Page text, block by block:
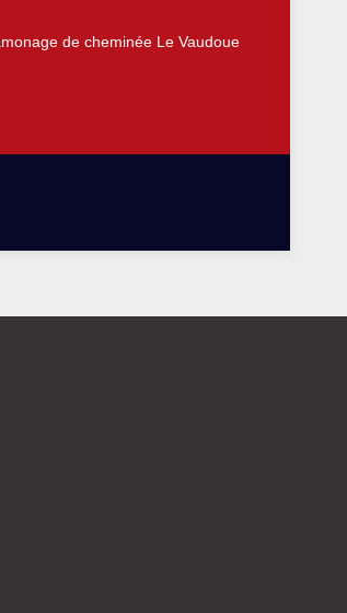
de cheminée Le Vaudoue